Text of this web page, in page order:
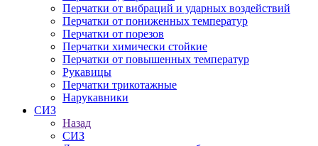
Перчатки от вибраций и ударных воздействий
Перчатки от пониженных температур
Перчатки от порезов
Перчатки химически стойкие
Перчатки от повышенных температур
Рукавицы
Перчатки трикотажные
Нарукавники
СИЗ
Назад
СИЗ